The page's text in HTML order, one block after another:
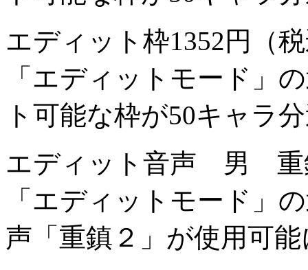
エディット枠1352円（
「エディットモード」
ト可能な枠が50キャラ
エディット音声 男 重
「エディットモード」
声「重鎮２」が使用可